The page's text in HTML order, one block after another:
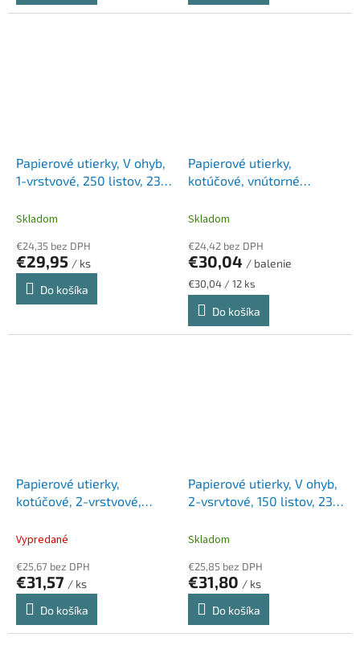
Papierové utierky, V ohyb,
1-vrstvové, 250 listov, 23 x
(natúr)
Skladom
€24,35 bez DPH
€29,95 / ks
Do košíka
Papierové utierky,
kotúčové, vnútorné
LUCART, "Strong 14 CF",
Skladom
€24,42 bez DPH
€30,04 / balenie
Jednotková
cena:
€30,04 / 12 ks
Do košíka
Papierové utierky,
kotúčové, 2-vrstvové,
snehobiela
Vypredané
€25,67 bez DPH
€31,57 / ks
Do košíka
Papierové utierky, V ohyb,
2-vsrvtové, 150 listov, 23 ×
Skladom
€25,85 bez DPH
€31,80 / ks
Do košíka